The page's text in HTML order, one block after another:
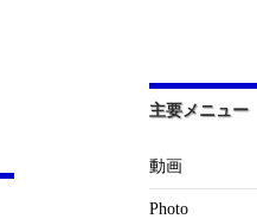
主要メニュー
動画
Photo